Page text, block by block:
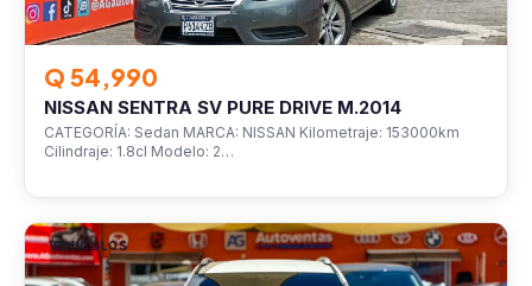
Q 54,990
NISSAN SENTRA SV PURE DRIVE M.2014
CATEGORÍA: Sedan MARCA: NISSAN Kilometraje: 153000km
Cilindraje: 1.8cl Modelo: 2…
VEHÍCULOS